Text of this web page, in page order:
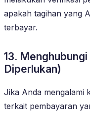
apakah tagihan yang
terbayar.
13.
Diperlukan)
Jika Anda mengalami
terkait pembayaran